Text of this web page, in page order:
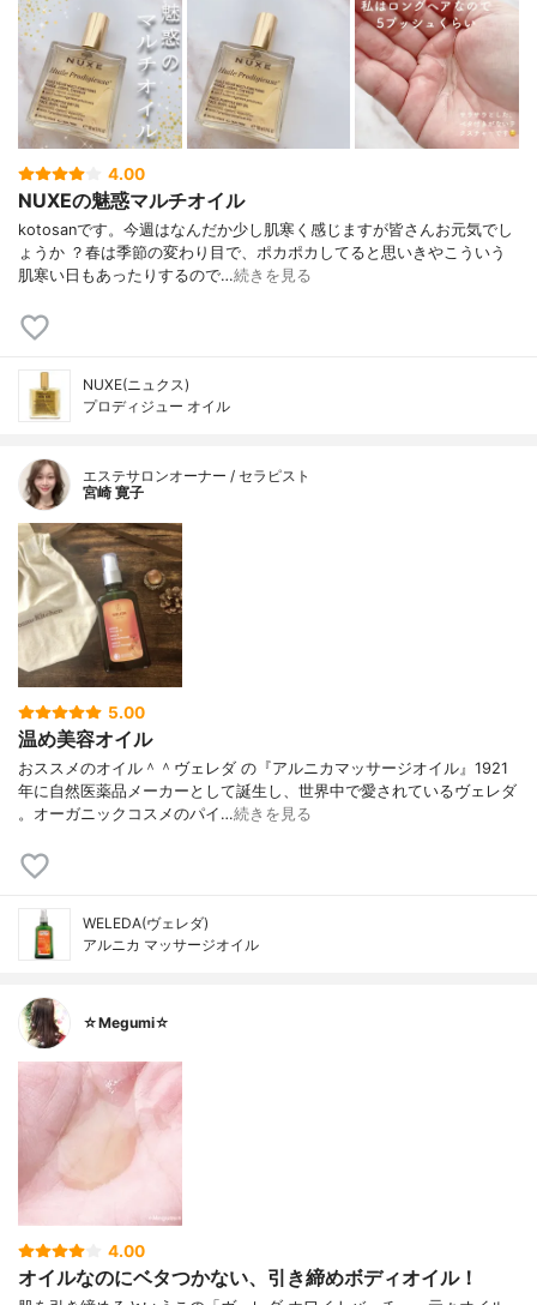
4.00
NUXEの魅惑マルチオイル
kotosanです。今週はなんだか少し肌寒く感じますが皆さんお元気でし
ょうか ？春は季節の変わり目で、ポカポカしてると思いきやこういう
肌寒い日もあったりするので…続きを見る
NUXE(ニュクス)
プロディジュー オイル
エステサロンオーナー / セラピスト
宮崎 寛子
5.00
温め美容オイル
おススメのオイル＾＾ヴェレダ の『アルニカマッサージオイル』1921
年に自然医薬品メーカーとして誕生し、世界中で愛されているヴェレダ
。オーガニックコスメのパイ…続きを見る
WELEDA(ヴェレダ)
アルニカ マッサージオイル
☆Megumi☆
4.00
オイルなのにベタつかない、引き締めボディオイル！